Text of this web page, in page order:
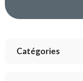
Catégories